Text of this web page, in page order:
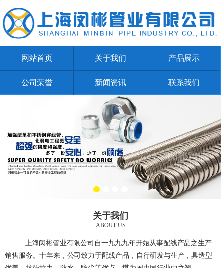
网站首页 关于我们 产品展示
公司荣誉 新闻资讯 联系我们
关于我们
ABOUT US
上海闵彬管业有限公司自一九九九年开始从事配线产品之生产
销售服务。十年来，公司致力于配线产品，自行研发与生产，具造型